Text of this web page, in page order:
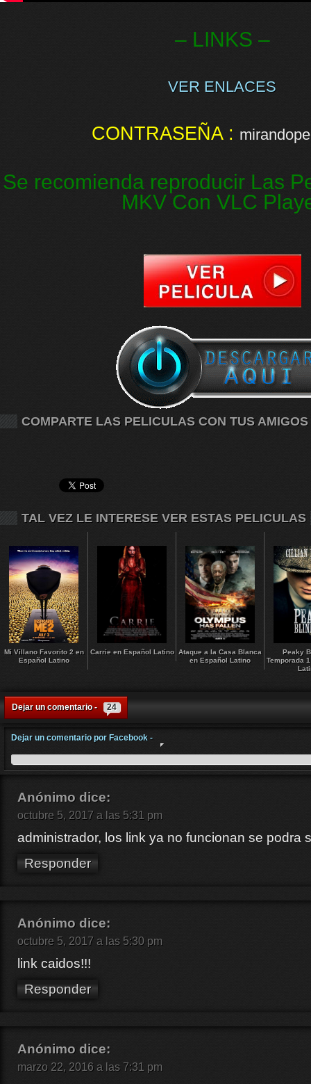
– LINKS –
VER ENLACES
CONTRASEÑA :
Se recomienda reproducir Las
MKV Con VLC
COMPARTE LAS PELICULAS CON TUS AMIGOS
TAL VEZ LE INTERESE VER ESTAS PELICULAS
Mi Villano Favorito 2 en
Español Latino
Carrie en Español Latino Ataque a la Casa Blanca
en Español Latino
Peaky
Temporada
Dejar un comentario - 24
Dejar un comentario por Facebook -
Anónimo dice:
octubre 5, 2017 a las 5:31 pm
administrador, los link ya no funcionan se podra
Responder
Anónimo dice:
octubre 5, 2017 a las 5:30 pm
link caidos!!!
Responder
Anónimo dice:
marzo 22, 2016 a las 7:31 pm